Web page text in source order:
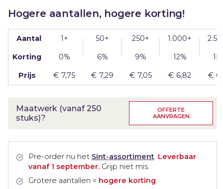
aantal
Hogere aantallen, hogere korting!
Aantal 1+ 50+ 250+ 1.000+
Korting 0% 6% 9% 12%
Prijs € 7,75 € 7,29 € 7,05 € 6,82 €
Maatwerk (vanaf 250
stuks)?
OFFERTE
AANVRAGEN
Pre-order nu het Sint-assortiment. Leverbaar
vanaf 1 september. Grijp niet mis.
Grotere aantallen = hogere korting